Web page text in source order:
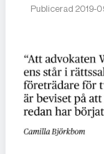
Publicerad 2019-